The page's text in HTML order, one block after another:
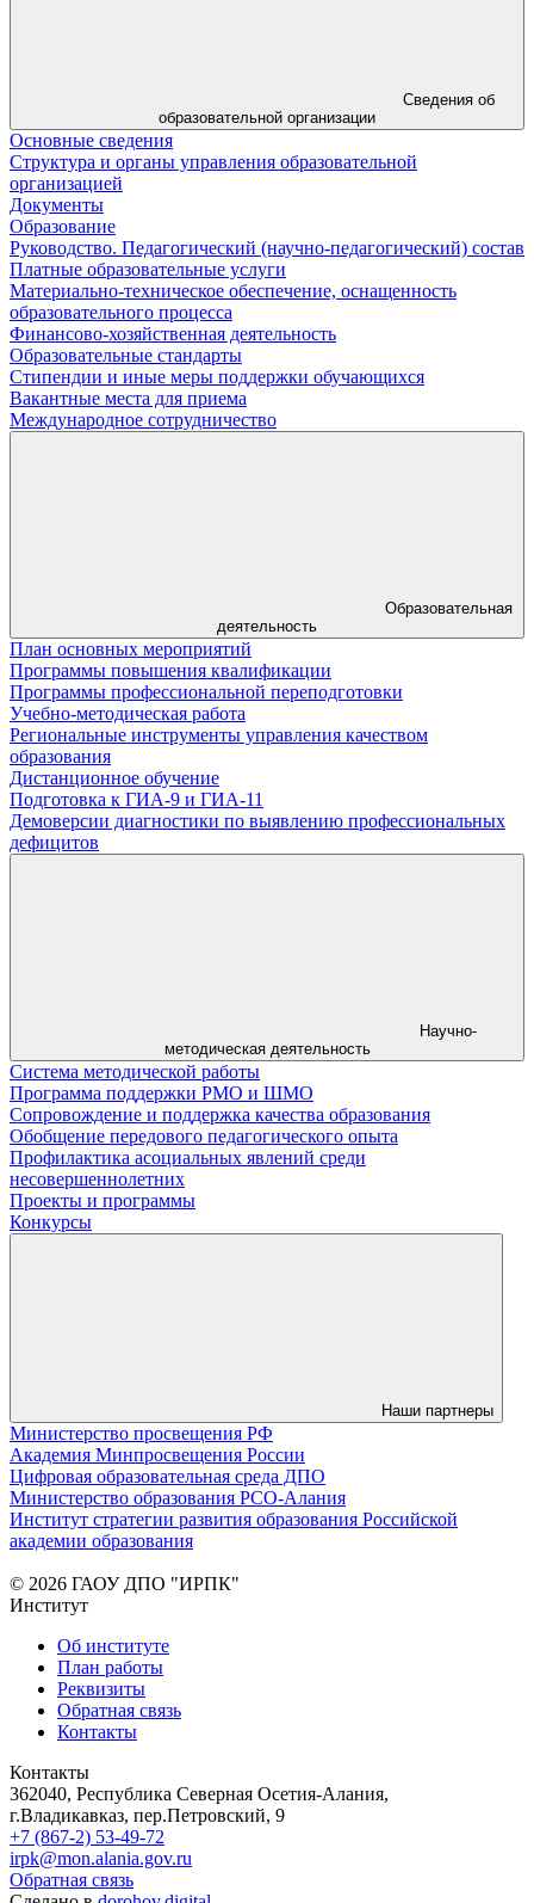
Сведения об
образовательной организации
Основные сведения
Структура и органы управления образовательной
организацией
Документы
Образование
Руководство. Педагогический (научно-педагогический) состав
Платные образовательные услуги
Материально-техническое обеспечение, оснащенность
образовательного процесса
Финансово-хозяйственная деятельность
Образовательные стандарты
Стипендии и иные меры поддержки обучающихся
Вакантные места для приема
Международное сотрудничество
Образовательная
деятельность
План основных мероприятий
Программы повышения квалификации
Программы профессиональной переподготовки
Учебно-методическая работа
Региональные инструменты управления качеством
образования
Дистанционное обучение
Подготовка к ГИА-9 и ГИА-11
Демоверсии диагностики по выявлению профессиональных
дефицитов
Научно-
методическая деятельность
Система методической работы
Программа поддержки РМО и ШМО
Сопровождение и поддержка качества образования
Обобщение передового педагогического опыта
Профилактика асоциальных явлений среди
несовершеннолетних
Проекты и программы
Конкурсы
Наши партнеры
Министерство просвещения РФ
Академия Минпросвещения России
Цифровая образовательная среда ДПО
Министерство образования РСО-Алания
Институт стратегии развития образования Российской
академии образования
© 2026 ГАОУ ДПО "ИРПК"
Институт
Об институте
План работы
Реквизиты
Обратная связь
Контакты
Контакты
362040, Республика Северная Осетия-Алания,
г.Владикавказ, пер.Петровский, 9
+7 (867-2) 53-49-72
irpk@mon.alania.gov.ru
Обратная связь